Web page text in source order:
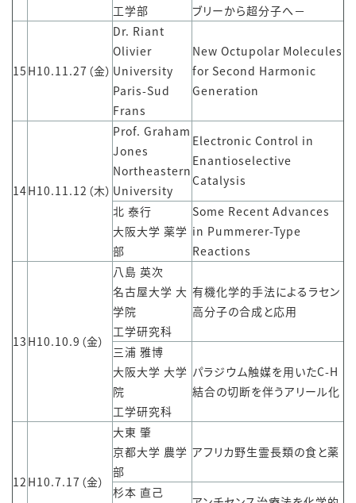
工学部
ブリーから超分子へ－
15 H10.11.27（金）
Dr. Riant
Olivier
University
Paris-Sud
Frans
New Octupolar Molecules
for Second Harmonic
Generation
14H10.11.12（木）
Prof. Graham
Jones
Northeastern
University
Electronic Control in
Enantioselective
Catalysis
北 泰行
大阪大学 薬学
部
Some Recent Advances
in Pummerer-Type
Reactions
13 H10.10.9（金）
八島 英次
名古屋大学 大
学院
工学研究科
有機化学的手法によるラセン
高分子の合成と応用
三浦 雅博
大阪大学 大学
院
工学研究科
パラジウム触媒を用いたC-H
結合の切断を伴うアリール化
12 H10.7.17（金）
大東 肇
京都大学 農学
部
アフリカ野生霊長類の食と薬
杉本 直己